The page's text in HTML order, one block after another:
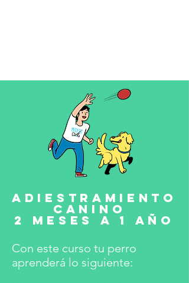
Adiestramiento
canino
2 MESES A 1 AÑO
Con este curso tu perro
aprenderá lo siguiente: